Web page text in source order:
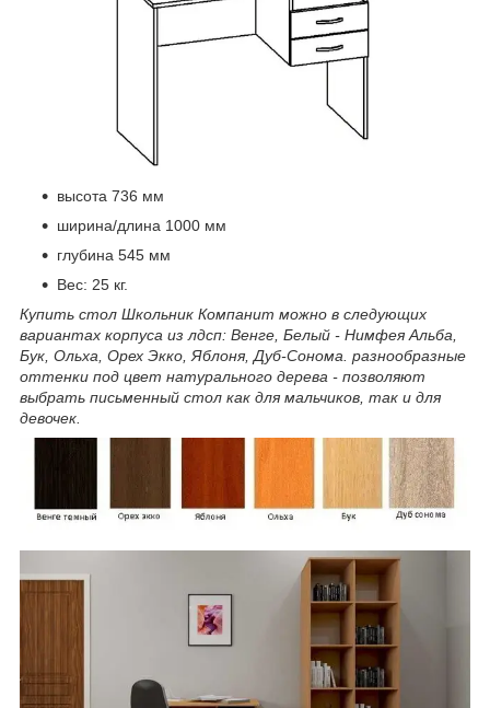
высота 736 мм
ширина/длина 1000 мм
глубина 545 мм
Вес: 25 кг.
Купить стол Школьник Компанит можно в следующих
вариантах корпуса из лдсп: Венге, Белый - Нимфея Альба,
Бук, Ольха, Орех Экко, Яблоня, Дуб-Сонома. разнообразные
оттенки под цвет натурального дерева - позволяют
выбрать письменный стол как для мальчиков, так и для
девочек.